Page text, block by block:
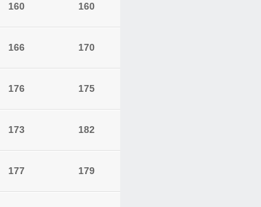
160 160
166 170
176 175
173 182
177 179